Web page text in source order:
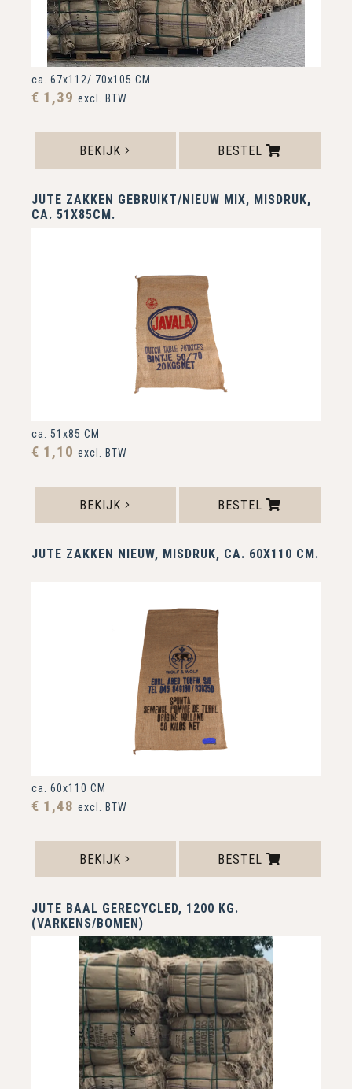
ca. 67x112/ 70x105 CM
€ 1,39 excl. BTW
BEKIJK BESTEL
JUTE ZAKKEN GEBRUIKT/NIEUW MIX, MISDRUK,
CA. 51X85CM.
ca. 51x85 CM
€ 1,10 excl. BTW
BEKIJK BESTEL
JUTE ZAKKEN NIEUW, MISDRUK, CA. 60X110 CM.
ca. 60x110 CM
€ 1,48 excl. BTW
BEKIJK BESTEL
JUTE BAAL GERECYCLED, 1200 KG.
(VARKENS/BOMEN)